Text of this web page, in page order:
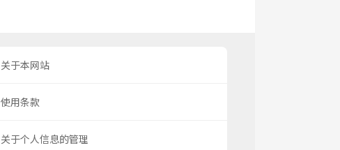
关于本网站
使用条款
关于个人信息的管理